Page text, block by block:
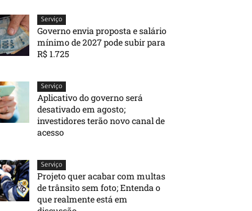
Serviço
Governo envia proposta e salário
mínimo de 2027 pode subir para
R$ 1.725
Serviço
Aplicativo do governo será
desativado em agosto;
investidores terão novo canal de
acesso
Serviço
Projeto quer acabar com multas
de trânsito sem foto; Entenda o
que realmente está em